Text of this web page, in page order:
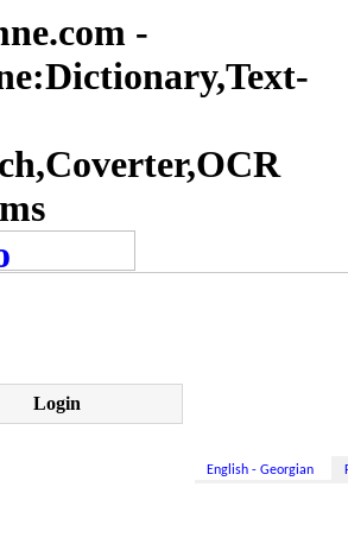
-
Login
English - Georgian